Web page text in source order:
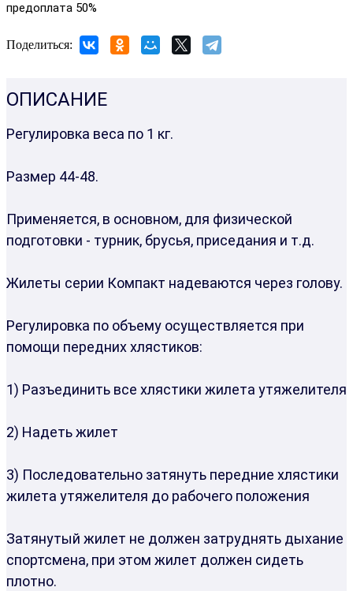
предоплата 50%
Поделиться:
ОПИСАНИЕ
Регулировка веса по 1 кг.
Размер 44-48.
Применяется, в основном, для физической
подготовки - турник, брусья, приседания и т.д.
Жилеты серии Компакт надеваются через голову.
Регулировка по объему осуществляется при
помощи передних хлястиков:
1) Разъединить все хлястики жилета утяжелителя
2) Надеть жилет
3) Последовательно затянуть передние хлястики
жилета утяжелителя до рабочего положения
Затянутый жилет не должен затруднять дыхание
спортсмена, при этом жилет должен сидеть
плотно.